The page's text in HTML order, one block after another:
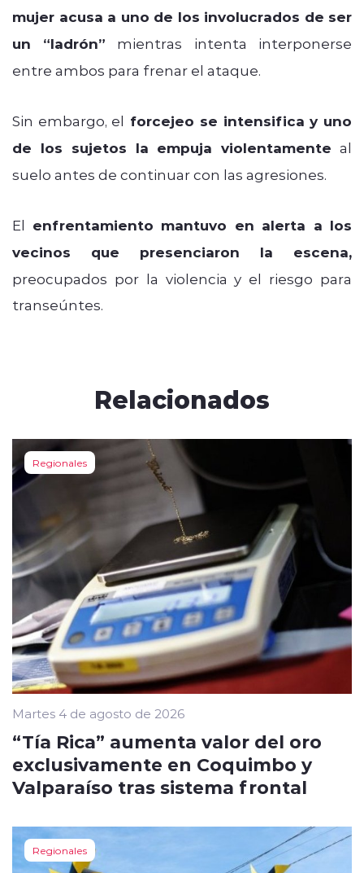
mujer acusa a uno de los involucrados de ser
un
“ladrón” mientras intenta interponerse
entre ambos para frenar el ataque.
Sin embargo, el forcejeo se intensifica y uno
de los sujetos la empuja violentamente al
suelo antes de continuar con las agresiones.
El enfrentamiento mantuvo en alerta a los
vecinos que presenciaron la escena,
preocupados por la violencia y el riesgo para
transeúntes.
Relacionados
Regionales
Martes 4 de agosto de 2026
“Tía Rica” aumenta valor del oro
exclusivamente en Coquimbo y
Valparaíso tras sistema frontal
Regionales